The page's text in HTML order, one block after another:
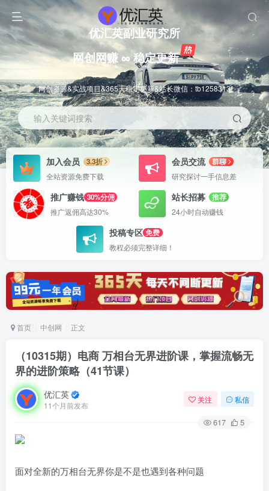
优汇英副业研究所
网创网赚 ∞ 稳定更新
网创资源&实战项目&365天稳定更新&站长微信：tb1258313
输入关键词搜索
加入会员
3.3折
全站资源免费下载
会员交流
群聊
研究探讨一手信息差
推广赚钱 30%分佣
推广返佣高达30%
站长招募
推荐
24小时自动赚钱
投稿专区 免费
教程必须完整详细！
首页 中创网 正文
（10315期）电商 万相台无界进阶课，掌握流畅无
界的进阶策略（41节课）
优汇英
11个月前发布
关注 私信
617 5
面对全新的万相台无界你是不是也遇到各种问题